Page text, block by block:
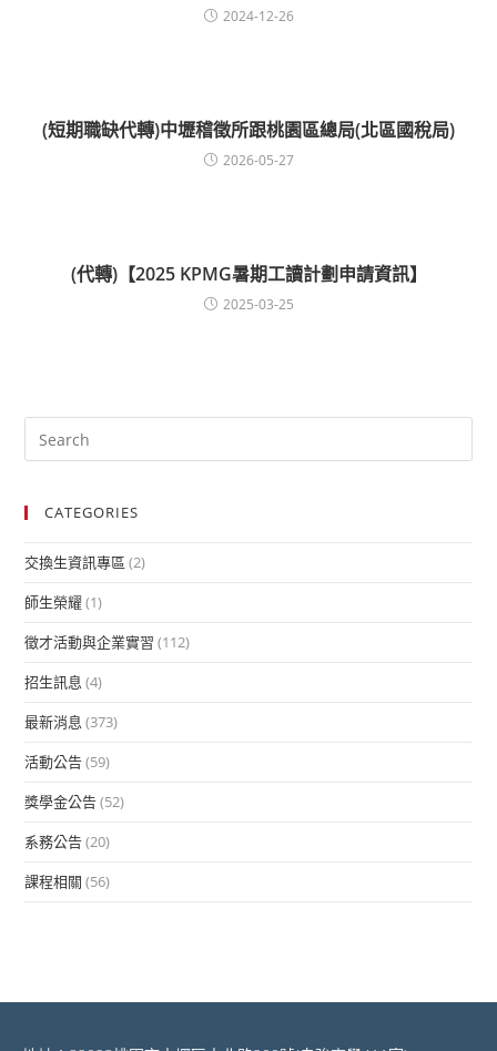
2024-12-26
(短期職缺代轉)中壢稽徵所跟桃園區總局(北區國稅局)
2026-05-27
(代轉)【2025 KPMG暑期工讀計劃申請資訊】
2025-03-25
CATEGORIES
交換生資訊專區 (2)
師生榮耀(1)
徵才活動與企業實習 (112)
招生訊息 (4)
最新消息 (373)
活動公告(59)
獎學金公告(52)
系務公告(20)
課程相關 (56)